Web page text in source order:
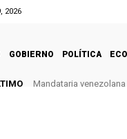
2026
GOBIERNO POLÍTICA
Mandataria